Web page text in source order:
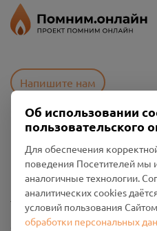
Напишите нам
Политика конфиденциальности
Промо-материалы
Настройки cookies
Общество с ограниченной
Об использовании
пользовательского
Для обеспечения
поведения Посетителей мы
аналогичные технологии.
аналитических cookies
условий пользования
обработки персональных